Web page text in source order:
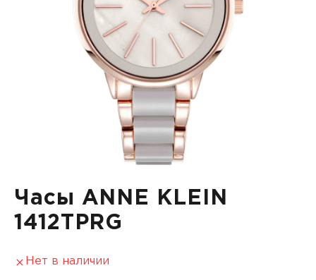
Часы ANNE KLEIN
1412TPRG
Нет в наличии